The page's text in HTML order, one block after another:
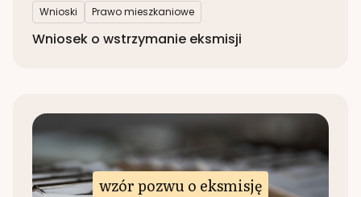
Wnioski Prawo mieszkaniowe
Wniosek o wstrzymanie eksmisji
wzór pozwu o eksmisję